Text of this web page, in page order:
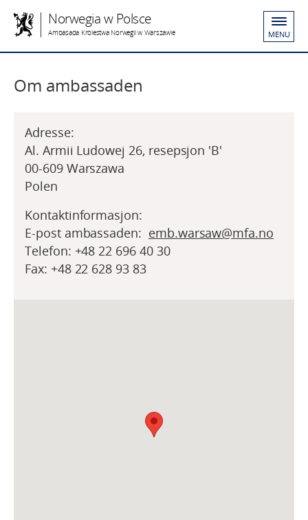
Norwegia w Polsce
Ambasada Królestwa Norwegii w Warszawie MENU
Om ambassaden
Adresse:
Al. Armii Ludowej 26, resepsjon 'B'
00-609 Warszawa
Polen
Kontaktinformasjon:
E-post ambassaden: emb.warsaw@mfa.no
Telefon: +48 22 696 40 30
Fax: +48 22 628 93 83